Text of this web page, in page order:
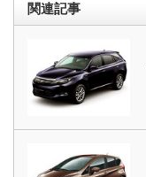
関連記事